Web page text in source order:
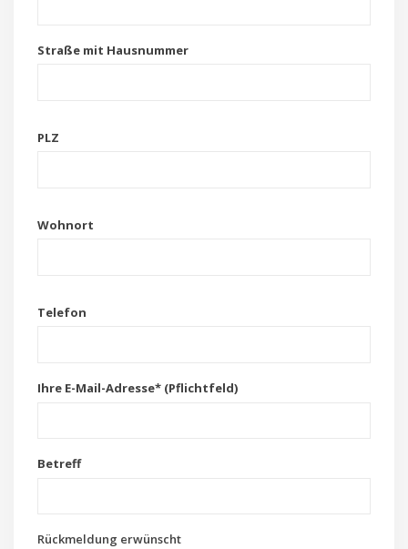
Straße mit Hausnummer
PLZ
Wohnort
Telefon
Ihre E-Mail-Adresse* (Pflichtfeld)
Betreff
Rückmeldung erwünscht